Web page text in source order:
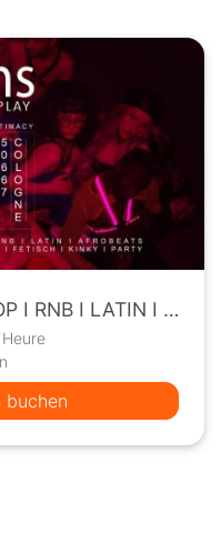
bedrooms - HIPHOP I RNB I LATIN I OLDSCHOOL I AFROBEATS - Kinky Party
buchen